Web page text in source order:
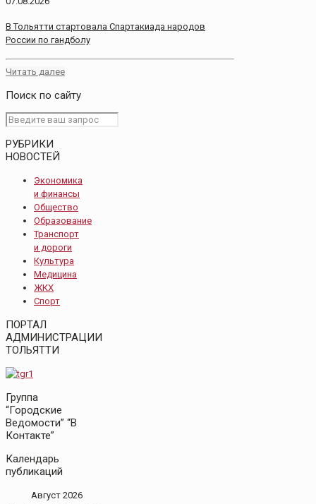
В Тольятти стартовала Спартакиада народов
России по гандболу
Читать далее
Поиск по сайту
РУБРИКИ
НОВОСТЕЙ
Экономика
и финансы
Общество
Образование
Транспорт
и дороги
Культура
Медицина
ЖКХ
Спорт
ПОРТАЛ
АДМИНИСТРАЦИИ
ТОЛЬЯТТИ
Группа
“Городские
Ведомости” “В
Контакте”
Календарь
публикаций
Август 2026